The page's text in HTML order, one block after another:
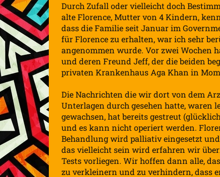
Durch Zufall oder vielleicht doch
alte Florence, Mutter von 4 Kindern,
dass die Familie seit Januar im
für Florence zu erhalten, war ich sehr
angenommen wurde. Vor zwei Wochen
und deren Freund Jeff, der die beiden
privaten Krankenhaus Aga Khan in
Die Nachrichten die wir dort von dem
Unterlagen durch gesehen hatte, waren
gewachsen, hat bereits gestreut
und es kann nicht operiert werden.
Behandlung wird palliativ eingesetzt
das vielleicht sein wird erfahren wir
Tests vorliegen. Wir hoffen dann alle,
zu verkleinern und zu verhindern, dass